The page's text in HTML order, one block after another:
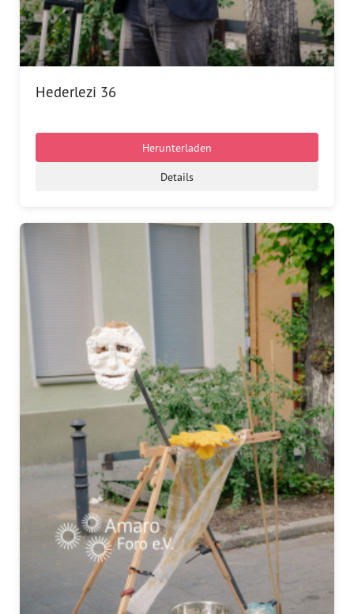
Hederlezi 36
Herunterladen
Details